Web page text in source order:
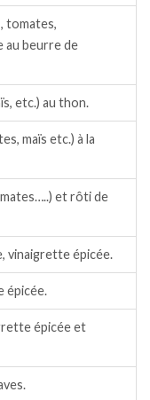
tomates,
au beurre de
etc.) au thon.
maïs etc.) à la
et rôti de
vinaigrette épicée.
épicée.
épicée et